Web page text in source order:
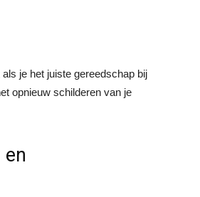
je het juiste gereedschap bij
opnieuw schilderen van je